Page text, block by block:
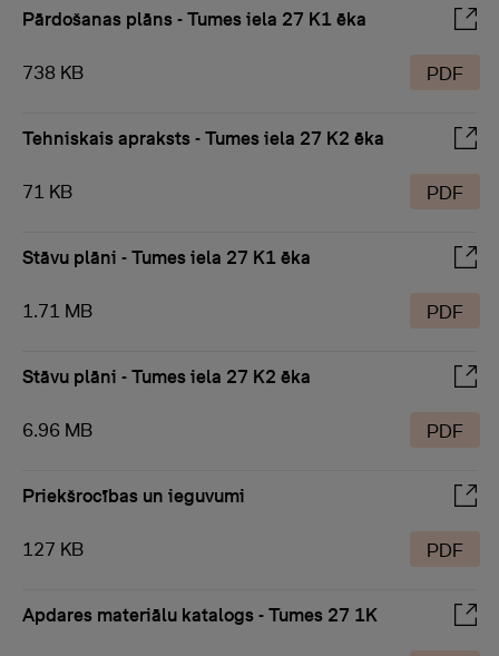
Pārdošanas plāns - Tumes iela 27 K1 ēka
738 KB PDF
Tehniskais apraksts - Tumes iela 27 K2 ēka
71 KB PDF
Stāvu plāni - Tumes iela 27 K1 ēka
1.71 MB PDF
Stāvu plāni - Tumes iela 27 K2 ēka
6.96 MB PDF
Priekšrocības un ieguvumi
127 KB PDF
Apdares materiālu katalogs - Tumes 27 1K